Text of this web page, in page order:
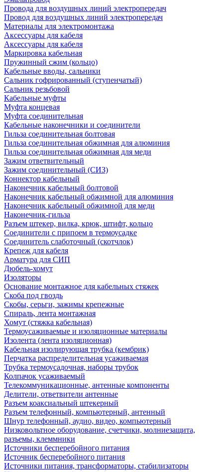
Провода для воздушных линий электропередач
Провод для воздушных линий электропередач
Материалы для электромонтажа
Аксессуары для кабеля
Аксессуары для кабеля
Маркировка кабельная
Пружинный сжим (кольцо)
Кабельные вводы, сальники
Сальник гофрированный (ступенчатый)
Сальник резьбовой
Кабельные муфты
Муфта концевая
Муфта соединительная
Кабельные наконечники и соединители
Гильза соединительная болтовая
Гильза соединительная обжимная для алюминия
Гильза соединительная обжимная для меди
Зажим ответвительный
Зажим соединительный (СИЗ)
Коннектор кабельный
Наконечник кабельный болтовой
Наконечник кабельный обжимной для алюминия
Наконечник кабельный обжимной для меди
Наконечник-гильза
Разъем штекер, вилка, крюк, штифт, кольцо
Соединители с припоем в термоусадке
Соединитель слаботочный (скотчлок)
Крепеж для кабеля
Арматура для СИП
Дюбель-хомут
Изоляторы
Основание монтажное для кабельных стяжек
Скоба под гвоздь
Скобы, серьги, зажимы крепежные
Спираль, лента монтажная
Хомут (стяжка кабельная)
Термоусаживаемые и изоляционные материалы
Изолента (лента изоляционная)
Кабельная изолирующая трубка (кембрик)
Перчатка распределительная усаживаемая
Трубка термоусадочная, наборы трубок
Колпачок усаживаемый
Телекоммуникационные, антенные компоненты
Делители, ответвители антенные
Разъем коаксиальный штекерный
Разъем телефонный, компьютерный, антенный
Шнур телефонный, аудио, видео, компьютерный
Низковольтное оборудование, счетчики, молниезащита,
разъемы, клеммники
Источники бесперебойного питания
Источник бесперебойного питания
Источники питания, трансформаторы, стабилизаторы